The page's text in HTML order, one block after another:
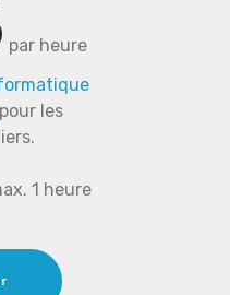
par heure
pour les
1 heure